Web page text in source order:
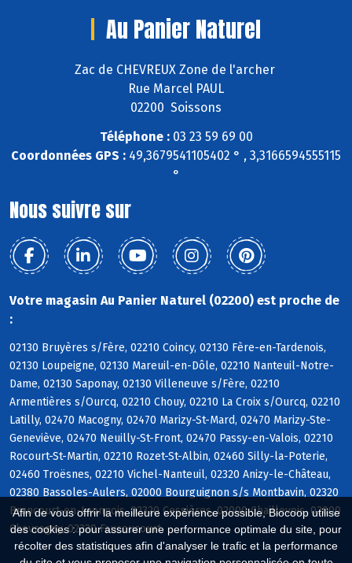
Afin de vous offrir la meilleure expérience possible, Biocoop utilise
des cookies : pour assurer une performance optimale du site, pour
récolter des statistiques afin d'analyser le trafic et la performance
Au Panier Naturel
Zac de CHEVREUX Zone de l'archer
Rue Marcel PAUL
02200 Soissons
Téléphone :03 23 59 69 00
Coordonnées GPS : 49,3679541105402 ° , 3,3166594555115
°
Nous suivre sur
Votre magasin Au Panier Naturel (02200) est proche de
:
02130 Bruyères s/Fère, 02210 Coincy, 02130 Fère-en-Tardenois,
02130 Loupeigne, 02130 Mareuil-en-Dôle, 02210 Nanteuil-Notre-
Dame, 02130 Saponay, 02130 Villeneuve s/Fère, 02210
Armentières s/Ourcq, 02210 Chouy, 02210 La Croix s/Ourcq, 02210
Latilly, 02470 Macogny, 02470 Marizy-St-Mard, 02470 Marizy-Ste-
Geneviève, 02470 Neuilly-St-Front, 02470 Passy-en-Valois, 02210
Rocourt-St-Martin, 02210 Rozet-St-Albin, 02460 Silly-la-Poterie,
02460 Troësnes, 02210 Vichel-Nanteuil, 02320 Anizy-le-Château,
02380 Bassoles-Aulers, 02000 Bourguignon s/s Montbavin, 02320
Brancourt-en-Laonnois, 02320 Cessières, 02000 Chaillevois, 02000
Chevregny, 02320 Faucoucourt